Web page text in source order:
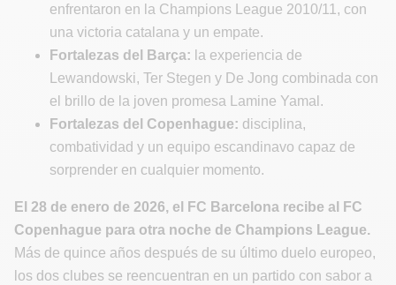
enfrentaron en la Champions League 2010/11, con
una victoria catalana y un empate.
Fortalezas del Barça: la experiencia de
Lewandowski, Ter Stegen y De Jong combinada con
el brillo de la joven promesa Lamine Yamal.
Fortalezas del Copenhague: disciplina,
combatividad y un equipo escandinavo capaz de
sorprender en cualquier momento.
El 28 de enero de 2026, el FC Barcelona recibe al FC
Copenhague para otra noche de Champions League.
Más de quince años después de su último duelo europeo,
los dos clubes se reencuentran en un partido con sabor a